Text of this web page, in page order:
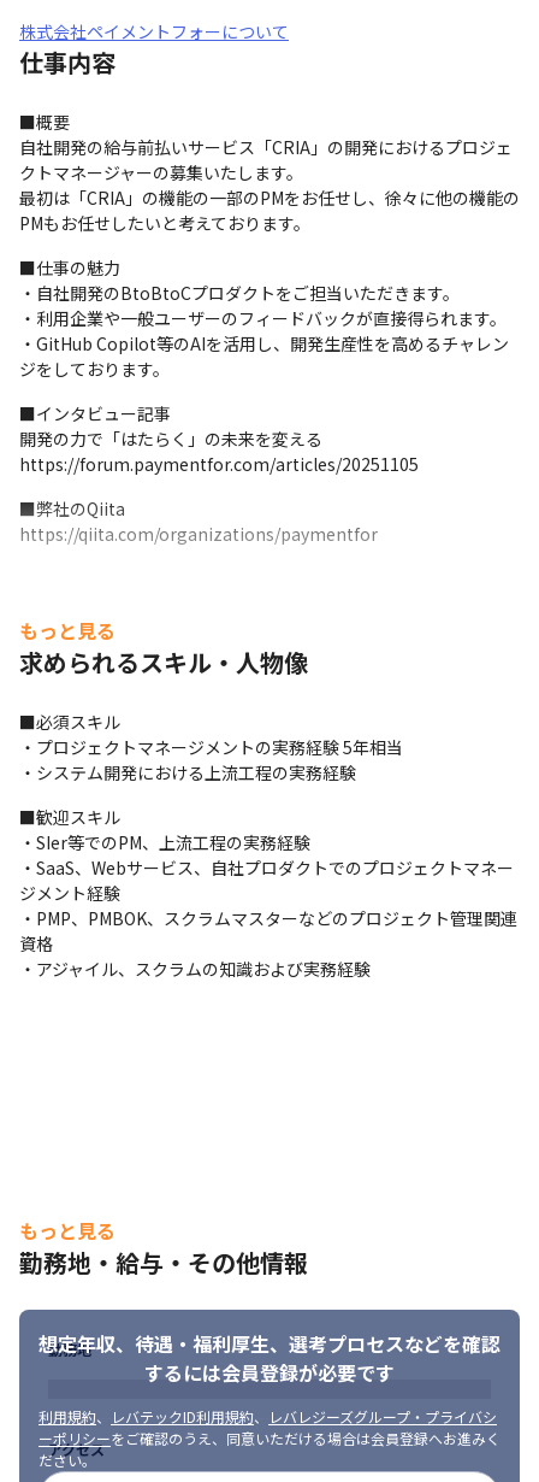
株式会社ペイメントフォーについて
仕事内容
■概要
自社開発の給与前払いサービス「CRIA」の開発におけるプロジェ
クトマネージャーの募集いたします。
最初は「CRIA」の機能の一部のPMをお任せし、徐々に他の機能の
PMもお任せしたいと考えております。
■仕事の魅力
・自社開発のBtoBtoCプロダクトをご担当いただきます。
・利用企業や一般ユーザーのフィードバックが直接得られます。
・GitHub Copilot等のAIを活用し、開発生産性を高めるチャレン
ジをしております。
■インタビュー記事
開発の力で「はたらく」の未来を変える
https://forum.paymentfor.com/articles/20251105
■弊社のQiita
https://qiita.com/organizations/paymentfor
もっと見る
求められるスキル・人物像
■必須スキル
・プロジェクトマネージメントの実務経験 5年相当
・システム開発における上流工程の実務経験
■歓迎スキル
・SIer等でのPM、上流工程の実務経験
・SaaS、Webサービス、自社プロダクトでのプロジェクトマネー
ジメント経験
・PMP、PMBOK、スクラムマスターなどのプロジェクト管理関連
資格
・アジャイル、スクラムの知識および実務経験
もっと見る
勤務地・給与・その他情報
想定年収、待遇・福利厚生、 選考プロセスなどを確認
するには会員登録が必要です
利用規約、 レバテックID利用規約、
レバレジーズグループ・プライバシ
ーポリシーをご確認のうえ、同意いただける場合は会員登録へお進みく
ださい。
勤務地
アクセス